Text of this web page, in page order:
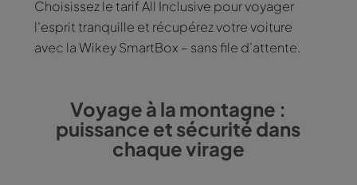
Choisissez le tarif All Inclusive pour voyager
l’esprit tranquille et récupérez votre voiture
avec la Wikey SmartBox – sans file d’attente.
Voyage à la montagne :
puissance et sécurité dans
chaque virage